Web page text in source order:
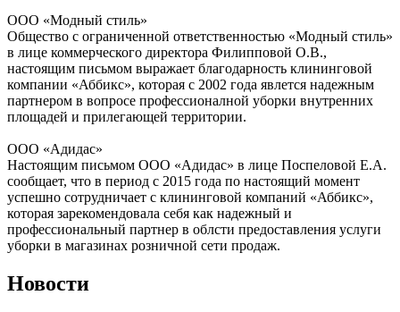
ООО «Модный стиль»
Общество с ограниченной ответственностью «Модный стиль»
в лице коммерческого директора Филипповой О.В.,
настоящим письмом выражает благодарность клининговой
компании «Аббикс», которая с 2002 года явлется надежным
партнером в вопросе профессионалной уборки внутренних
площадей и прилегающей территории.
ООО «Адидас»
Настоящим письмом ООО «Адидас» в лице Поспеловой Е.А.
сообщает, что в период с 2015 года по настоящий момент
успешно сотрудничает с клининговой компаний «Аббикс»,
которая зарекомендовала себя как надежный и
профессиональный партнер в облсти предоставления услуги
уборки в магазинах розничной сети продаж.
Новости